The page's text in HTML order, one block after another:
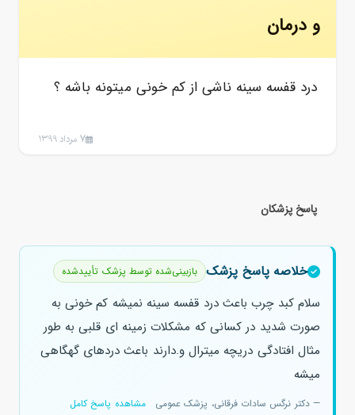
و درمان
درد قفسه سینه ناشی از کم خونی میتونه باشه ؟
7 مرداد 1399
پاسخ پزشکان
خلاصه پاسخ پزشک بازبینی‌شده توسط پزشک تأییدشده
سلام کبد چرب باعث درد قفسه سینه نمیشه کم خونی به
صورت شدید در کسانی که مشکلات زمینه ای قلبی به طور
مثال افتادگی دریچه میترال و.دارند باعث دردهای گهگاهی
میشه
— دکتر نرگس سادات فرقانی، پزشک عمومی مشاهده پاسخ کامل